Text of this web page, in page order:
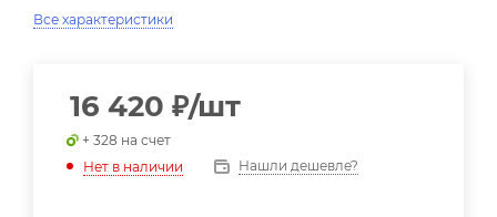
Все характеристики
16 420 ₽/шт
+ 328 на счет
Нет в наличии
Нашли дешевле?